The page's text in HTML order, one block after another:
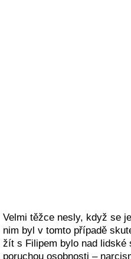
Velmi těžce nesly, když se
nim byl v tomto případě
žít s Filipem bylo nad lidské
poruchou osobnosti –